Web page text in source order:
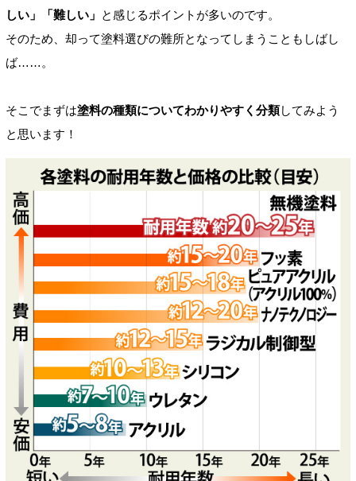
しい」「難しい」 と感じるポイントが多いのです。
そのため、却って塗料選びの難所となってしまうこともしばし
ば……。
そこでまずは塗料の種類についてわかりやすく分類してみよう
と思います！